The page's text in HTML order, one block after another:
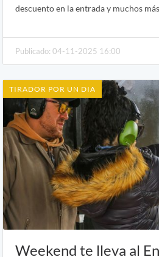
descuento en la entrada y muchos
Publicado: 04-11-2025 16:00
TIRADOR POR UN DIA
Weekend te lleva al